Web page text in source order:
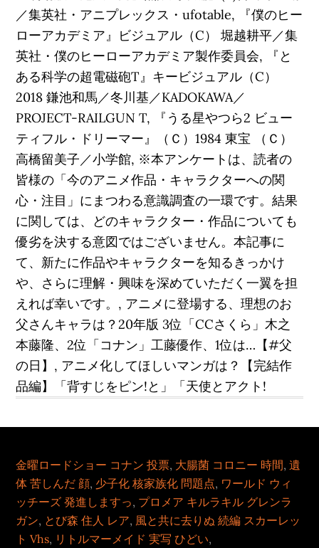
／集英社・アニプレックス・ufotable, 『僕のヒー
ローアカデミア』ビジュアル（C） 堀越耕平／集
英社・僕のヒーローアカデミア製作委員会, 『と
ある科学の超電磁砲T』キービジュアル（C）
2018 鎌池和馬／冬川基／KADOKAWA／
PROJECT-RAILGUN T, 『うる星やつら2 ビュー
ティフル・ドリーマー』（Ｃ）1984 東宝 （Ｃ）
高橋留美子／小学館, ※本アンケートは、読者の
皆様の「今のアニメ作品・キャラクターへの関
心・注目」にまつわる意識調査の一環です。結果
に関しては、どのキャラクター・作品についても
優劣を決する意図ではございません。本記事に
て、新たに作品やキャラクターを知るきっかけ
や、さらに理解・興味を深めていただく一翼を担
えれば幸いです。, アニメに登場する、理想のお
父さんキャラは？20年版 3位「CCさくら」木之
本藤隆、2位「コナン」工藤優作、1位は…【#父
の日】, アニメ化してほしいマンガは？【完結作
品編】「背すじをピン!と」「天使とアクト!
金曜ロードショー コナン 投票, 大腸菌 コロニー 時間,遺
体 苦しんだ 顔, 少子化 核家族化 問題点, ワールド ウィ
ッチーズ 発進しますっ, プロメア キルラキル グレンラ
ガン, とび森 住人 レア, 風と共に去りぬ 続編 スカーレッ
ト Vhs, リトルマーメイド 実写 ひどい,